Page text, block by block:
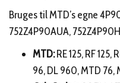
Bruges til MTD’s egne
752Z4P90AUA,
MTD:RE 125, RF 125,
96, DL 960, MTD 76,